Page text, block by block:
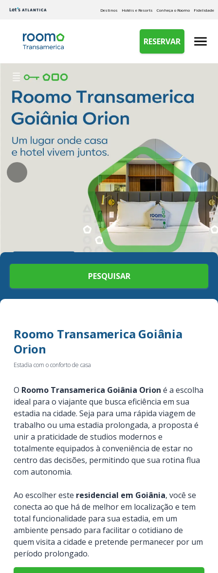
Destinos Hotéis e Resorts Conheça o Roomo Fidelidade
RESERVAR
PESQUISAR
Roomo Transamerica Goiânia
Orion
Estadia com o conforto de casa
O Roomo Transamerica Goiânia Orion é a escolha
ideal para o viajante que busca eficiência em sua
estadia na cidade. Seja para uma rápida viagem de
trabalho ou uma estadia prolongada, a proposta é
unir a praticidade de studios modernos e
totalmente equipados à conveniência de estar no
centro das decisões, permitindo que sua rotina flua
com autonomia.
Ao escolher este residencial em Goiânia, você se
conecta ao que há de melhor em localização e tem
total funcionalidade para sua estadia, em um
ambiente pensado para facilitar o cotidiano de
quem visita a cidade e pretende permanecer por um
período prolongado.